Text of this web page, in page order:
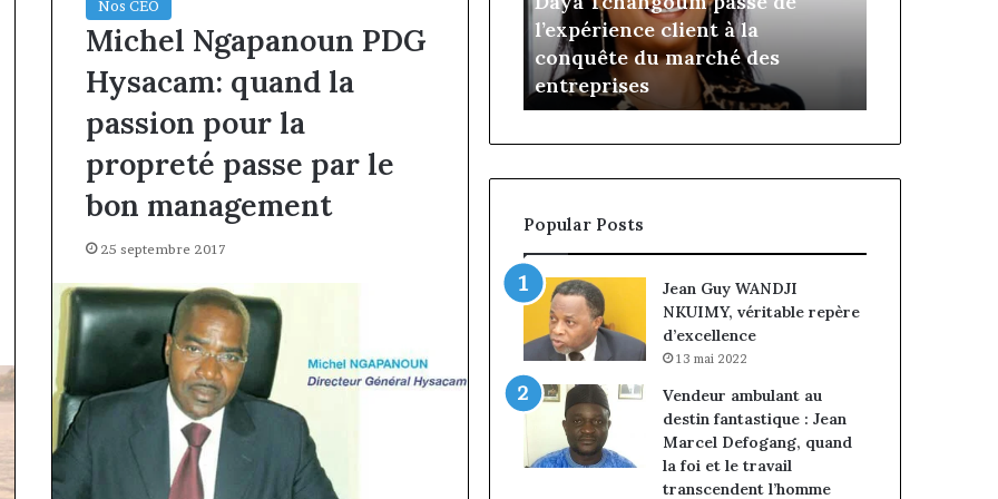
Nos CEO
Michel Ngapanoun PDG
Hysacam: quand la
passion pour la
propreté passe par le
bon management
25 septembre 2017
la présidence
Emmanuel
président
choix
la
croissance
sous
discipline
Gaëtan Debuchy à la tête
d’Advans Cameroun : le choix
de la croissance sous discipline
Tchangoum
passe
de
l’expérience
client
conquête
marché
des
entreprises
l’expérience client à la
conquête du marché des
entreprises
Général
fin
pour
Popular Posts
Jean Guy WANDJI
NKUIMY, véritable repère
d’excellence
13 mai 2022
Vendeur ambulant au
destin fantastique : Jean
Marcel Defogang, quand
la foi et le travail
transcendent l’homme